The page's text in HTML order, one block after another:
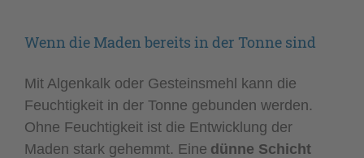
Wenn die Maden bereits in der Tonne sind
Mit Algenkalk oder Gesteinsmehl kann die
Feuchtigkeit in der Tonne gebunden werden.
Ohne Feuchtigkeit ist die Entwicklung der
Maden stark gehemmt. Eine dünne Schicht